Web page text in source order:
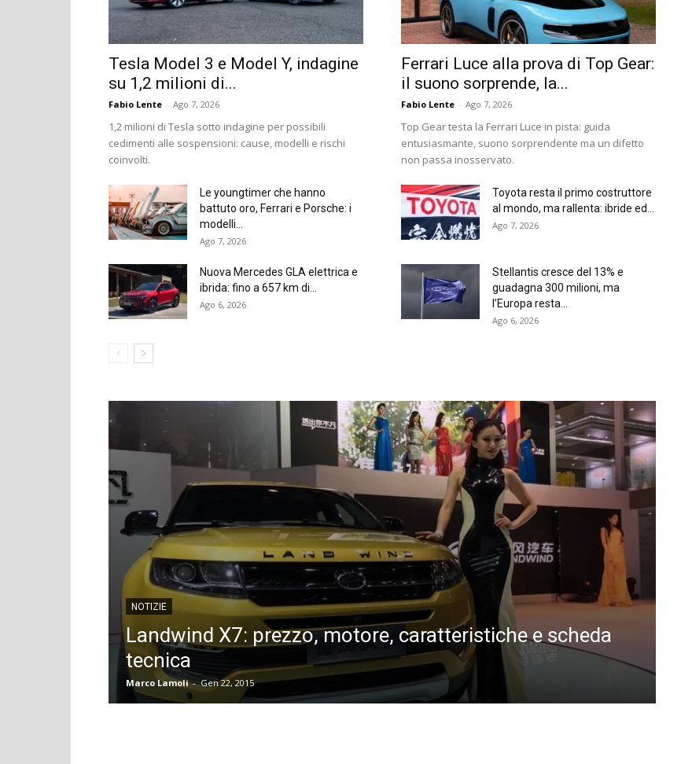
Tesla Model 3 e Model Y, indagine
su 1,2 milioni di...
Fabio Lente - Ago 7, 2026
1,2 milioni di Tesla sotto indagine per possibili
cedimenti alle sospensioni: cause, modelli e rischi
coinvolti.
Ferrari Luce alla prova di Top Gear:
il suono sorprende, la...
Fabio Lente - Ago 7, 2026
Top Gear testa la Ferrari Luce in pista: guida
entusiasmante, suono sorprendente ma un difetto
non passa inosservato.
Le youngtimer che hanno
battuto oro, Ferrari e Porsche: i
modelli...
Ago 7, 2026
Toyota resta il primo costruttore
al mondo, ma rallenta: ibride ed...
Ago 7, 2026
Nuova Mercedes GLA elettrica e
ibrida: fino a 657 km di...
Ago 6, 2026
Stellantis cresce del 13% e
guadagna 300 milioni, ma
l’Europa resta...
Ago 6, 2026
NOTIZIE
Landwind X7: prezzo, motore, caratteristiche e scheda
tecnica
Marco Lamoli - Gen 22, 2015